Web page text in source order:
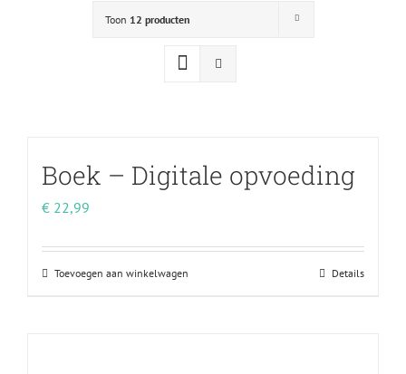
Toon 12 producten
Boek – Digitale opvoeding
€ 22,99
Toevoegen aan winkelwagen Details